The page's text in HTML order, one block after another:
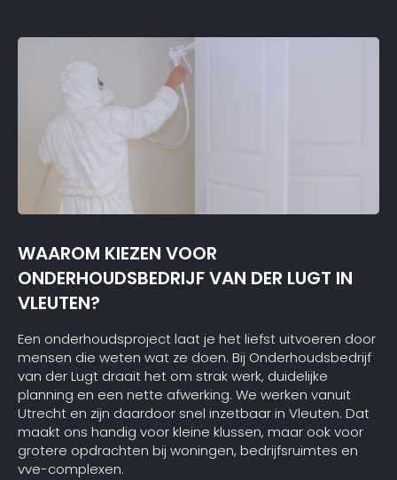
WAAROM KIEZEN VOOR
ONDERHOUDSBEDRIJF VAN DER LUGT IN
VLEUTEN?
Een onderhoudsproject laat je het liefst uitvoeren door
mensen die weten wat ze doen. Bij Onderhoudsbedrijf
van der Lugt draait het om strak werk, duidelijke
planning en een nette afwerking. We werken vanuit
Utrecht en zijn daardoor snel inzetbaar in Vleuten. Dat
maakt ons handig voor kleine klussen, maar ook voor
grotere opdrachten bij woningen, bedrijfsruimtes en
vve-complexen.